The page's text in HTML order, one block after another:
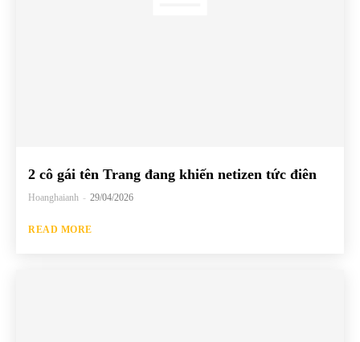
2 cô gái tên Trang đang khiến netizen tức điên
Hoanghaianh - 29/04/2026
READ MORE